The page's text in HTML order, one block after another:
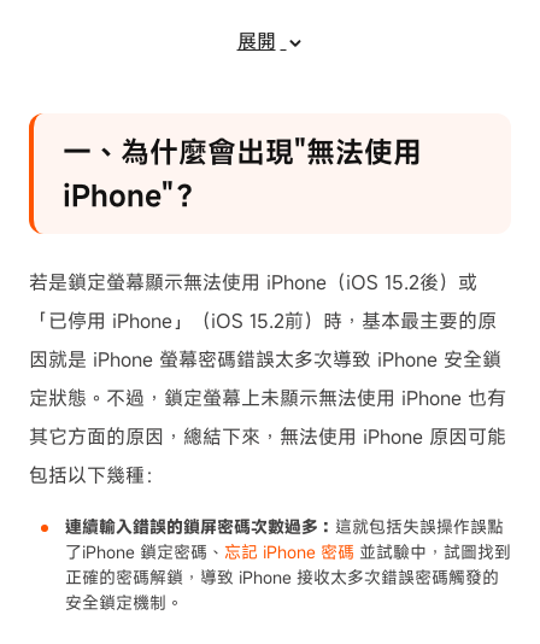
展開
一、為什麼會出現"無法使用
iPhone"？
若是鎖定螢幕顯示無法使用 iPhone（iOS 15.2後）或
「已停用 iPhone」（iOS 15.2前）時，基本最主要的原
因就是 iPhone 螢幕密碼錯誤太多次導致 iPhone 安全鎖
定狀態。不過，鎖定螢幕上未顯示無法使用 iPhone 也有
其它方面的原因，總結下來，無法使用 iPhone 原因可能
包括以下幾種：
連續輸入錯誤的鎖屏密碼次數過多： 這就包括失誤操作誤點
了iPhone 鎖定密碼、 忘記 iPhone 密碼 並試驗中，試圖找到
正確的密碼解鎖，導致 iPhone 接收太多次錯誤密碼觸發的
安全鎖定機制。